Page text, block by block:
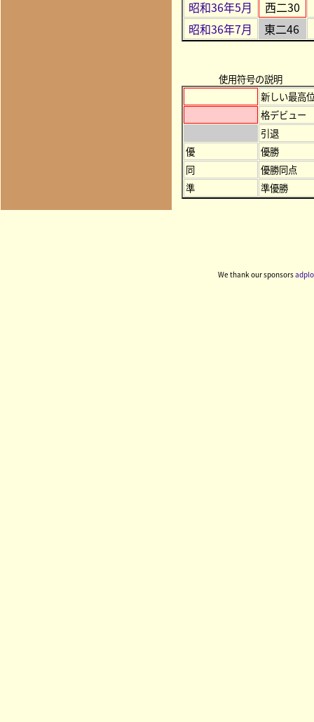
昭和36年5月
西二30
昭和36年7月
東二46
使用符号の説明
新しい最高
格デビュー
引退
優
優勝
同
優勝同点
準
準優勝
We thank our sponsors